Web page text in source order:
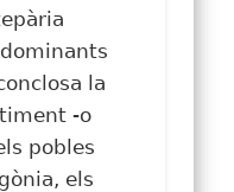
la
-o
pobles
els